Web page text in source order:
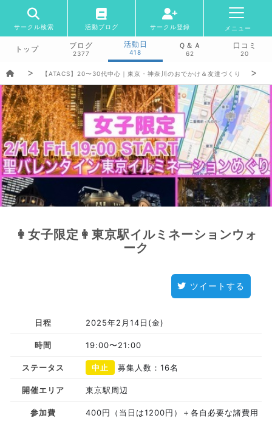
サークル検索 活動ブログ サークル登録 メニュー
トップ ブログ
2377
活動日
418
Ｑ＆Ａ
62
口コミ
20
【ATACS】20〜30代中心｜東京・神奈川のおでかけ＆友達づくり
👩女子限定👩東京駅イルミネーションウォ
ーク
ツイートする
日程 2025年2月14日(金)
時間 19:00〜21:00
ステータス 中止 募集人数：16名
開催エリア 東京駅周辺
参加費 400円（当日は1200円）＋各自必要な諸費用